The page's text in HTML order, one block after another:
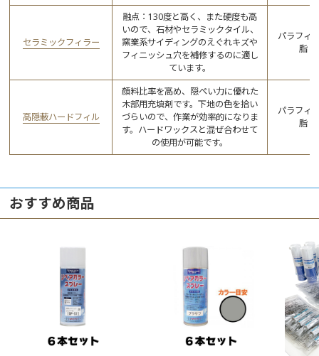
セラミックフィラー
融点：130度と高く、また硬度も高
いので、石材やセラミックタイル、
窯業系サイディングのえぐれキズや
フィニッシュ穴を補修するのに適し
ています。
パラフィ
脂
高隠蔽ハードフィル
顔料比率を高め、隠ぺい力に優れた
木部用充填剤です。下地の色を拾い
づらいので、作業が効率的になりま
す。ハードワックスと混ぜ合わせて
の使用が可能です。
パラフィ
脂
おすすめ商品